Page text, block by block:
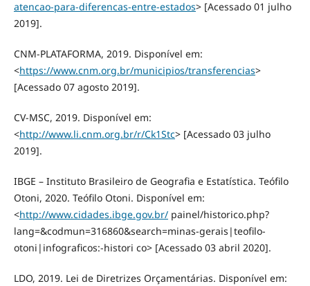
atencao-para-diferencas-entre-estados> [Acessado 01 julho
2019].
CNM-PLATAFORMA, 2019. Disponível em:
<https://www.cnm.org.br/municipios/transferencias>
[Acessado 07 agosto 2019].
CV-MSC, 2019. Disponível em:
<http://www.li.cnm.org.br/r/Ck1Stc> [Acessado 03 julho
2019].
IBGE – Instituto Brasileiro de Geografia e Estatística. Teófilo
Otoni, 2020. Teófilo Otoni. Disponível em:
<http://www.cidades.ibge.gov.br/painel/historico.php?
lang=&codmun=316860&search=minas-gerais|teofilo-
otoni|infograficos:-histori co> [Acessado 03 abril 2020].
LDO, 2019. Lei de Diretrizes Orçamentárias. Disponível em: